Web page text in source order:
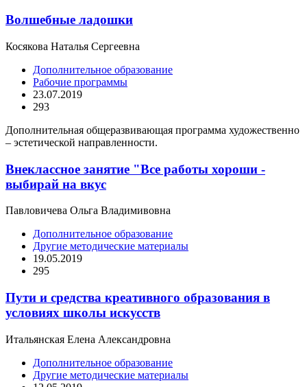
Волшебные ладошки
Косякова Наталья Сергеевна
Дополнительное образование
Рабочие программы
23.07.2019
293
Дополнительная общеразвивающая программа художественно
– эстетической направленности.
Внеклассное занятие "Все работы хороши -
выбирай на вкус
Павловичева Ольга Владимивовна
Дополнительное образование
Другие методические материалы
19.05.2019
295
Пути и средства креативного образования в
условиях школы искусств
Итальянская Елена Александровна
Дополнительное образование
Другие методические материалы